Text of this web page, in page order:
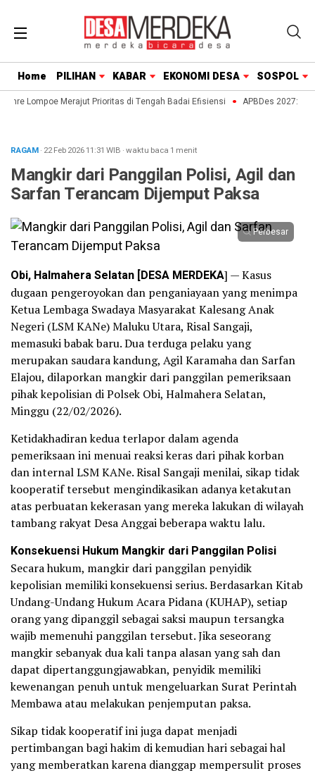
Home PILIHAN KABAR EKONOMI DESA SOSPOL
Lompoe Merajut Prioritas di Tengah Badai Efisiensi APBDes 2027:
RAGAM· 22 Feb 202611:31 WIB ·waktu baca 1 menit
Mangkir dari Panggilan Polisi, Agil dan
Sarfan Terancam Dijemput Paksa
Perbesar
Obi, Halmahera Selatan [DESA MERDEKA] — Kasus
dugaan pengeroyokan dan penganiayaan yang menimpa
Ketua Lembaga Swadaya Masyarakat Kalesang Anak
Negeri (LSM KANe) Maluku Utara, Risal Sangaji,
memasuki babak baru. Dua terduga pelaku yang
merupakan saudara kandung, Agil Karamaha dan Sarfan
Elajou, dilaporkan mangkir dari panggilan pemeriksaan
pihak kepolisian di Polsek Obi, Halmahera Selatan,
Minggu (22/02/2026).
​Ketidakhadiran kedua terlapor dalam agenda
pemeriksaan ini menuai reaksi keras dari pihak korban
dan internal LSM KANe. Risal Sangaji menilai, sikap tidak
kooperatif tersebut mengindikasikan adanya ketakutan
atas perbuatan kekerasan yang mereka lakukan di wilayah
tambang rakyat Desa Anggai beberapa waktu lalu.
Konsekuensi Hukum Mangkir dari Panggilan Polisi
​Secara hukum, mangkir dari panggilan penyidik
kepolisian memiliki konsekuensi serius. Berdasarkan Kitab
Undang-Undang Hukum Acara Pidana (KUHAP), setiap
orang yang dipanggil sebagai saksi maupun tersangka
wajib memenuhi panggilan tersebut. Jika seseorang
mangkir sebanyak dua kali tanpa alasan yang sah dan
dapat dipertanggungjawabkan, penyidik memiliki
kewenangan penuh untuk mengeluarkan Surat Perintah
Membawa atau melakukan penjemputan paksa.
​Sikap tidak kooperatif ini juga dapat menjadi
pertimbangan bagi hakim di kemudian hari sebagai hal
yang memberatkan karena dianggap mempersulit proses